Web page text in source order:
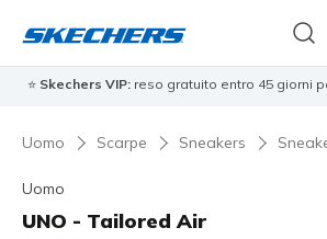
⭐ Skechers VIP: reso gratuito entro 45 giorni
Uomo Scarpe Sneakers
Uomo
UNO - Tailored Air